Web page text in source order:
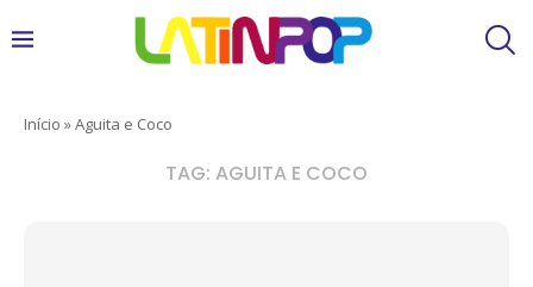
Início »Aguita e Coco
TAG: AGUITA E COCO